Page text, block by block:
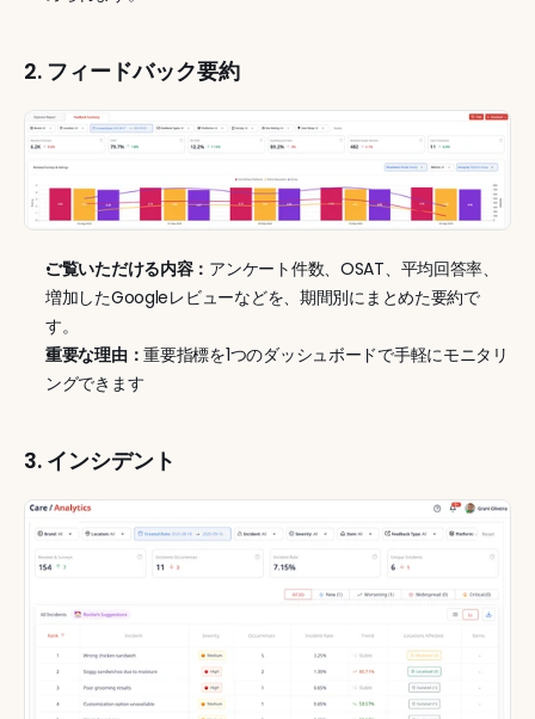
2. フィードバック要約
ご覧いただける内容： アンケート件数、OSAT、平均回答率、
増加したGoogleレビューなどを、期間別にまとめた要約で
す。
重要な理由：重要指標を1つのダッシュボードで手軽にモニタリ
ングできます
3. インシデント